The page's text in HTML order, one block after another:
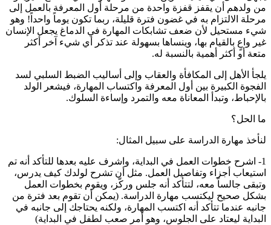
من ولدهم أن يقفز قفزة واحدة من مرحلة أول المعرفة بالعمل إلى
مرحلة الالتزام به في غضون فترة قليلة، ربما تكون يوماً واحداً! وهو
شيء مستحيل لأن ضعف تشابكات المهارة في الدماغ يجعل الإنسان
غير واعٍ بالقيام بها، وينساها بسهولة عند تذكر أي شيء آخر أكثر
متعة أو أكثر أهمية بالنسبة له.
يلجأ الأهل إلى المكافأة والعقاب وإلى أساليب الضبط السلبي لسد
الفجوة الكبيرة بين أول المعرفة واكتساب المهارة، فيشعر الولد
بالإحباط، وتبدأ المعاناة معه والتمرد وإساءة السلوك.
ما الحل؟
لنأخذ مهارة الدراسة على سبيل المثال:
1- اشرح خطوات العمل في البداية، واشرف عليه بعدها للتأكد أنه تم
استيعاب أجزاء وتفاصيل العمل. مثل أن تشرح لولدك كيف يدرس،
وتبقى جالساً معه، لتتأكد أنه جلس وركّز، ويقوم بخطوات العمل
بشكل صحيح ليكتسب مهارة الدراسة. (يمكن أن تقوم بعد فترة من
جانبه عندما تتأكد أنه اكتسب المهارة، ولكنه يحتاجك إلى جانبه في
البداية ليعتاد على الجلوس، وهو أمر صعب لطفل في البداية)